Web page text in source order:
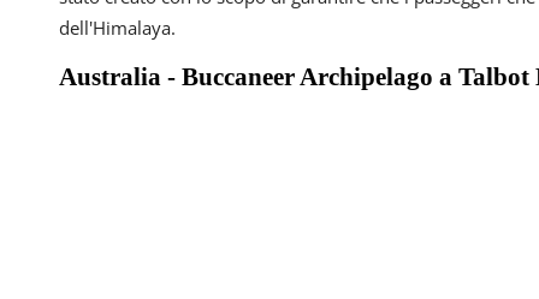
dell'Himalaya.
Australia - Buccaneer Archipelago a Talbot